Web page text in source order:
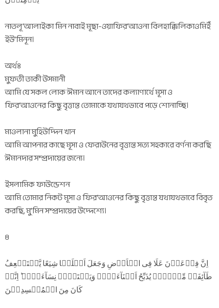
নাতলূ‘আলাইকা মিন নাবাই মূছা-ওয়াফির‘আওনা বিলহাক্কিলিকাওমিইঁ
ইউ’মিনূন।
অর্থঃ
মুফতী তাকী উসমানী
আমি যে সকল লোক ঈমান আনে তাদের কল্যাণার্থে মূসা ও
ফির‘আওনের কিছু বৃত্তান্ত তোমাকে যথাযথভাবে পড়ে শোনাচ্ছি।
মাওলানা মুহিউদ্দিন খান
আমি আপনার কাছে মূসা ও ফেরাউনের বৃত্তান্ত সত্য সহকারে বর্ণনা করছি
ঈমানদার সম্প্রদায়ের জন্যে।
ইসলামিক ফাউন্ডেশন
আমি তোমার নিকট মূসা ও ফির‘আওনের কিছু বৃত্তান্ত যথাযথভাবে বিবৃত
করছি, মু’মিন সম্প্রদায়ের উদ্দেশ্যে।
৪
اِنَّ فِرۡعَوۡنَ عَلَا فِی الۡاَرۡضِ وَجَعَلَ اَہۡلَہَا شِیَعًا یَّسۡتَضۡعِفُ
طَآئِفَۃً مِّنۡہُمۡ یُذَبِّحُ اَبۡنَآءَہُمۡ وَیَسۡتَحۡیٖ نِسَآءَہُمۡ ؕ اِنَّہٗ
کَانَ مِنَ الۡمُفۡسِدِیۡنَ